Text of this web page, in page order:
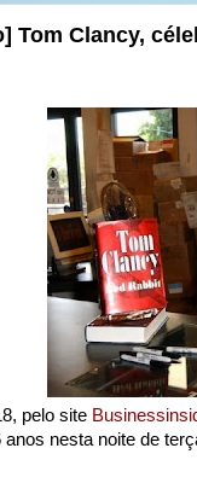
Tom Clancy,
pelo site
nesta noite de